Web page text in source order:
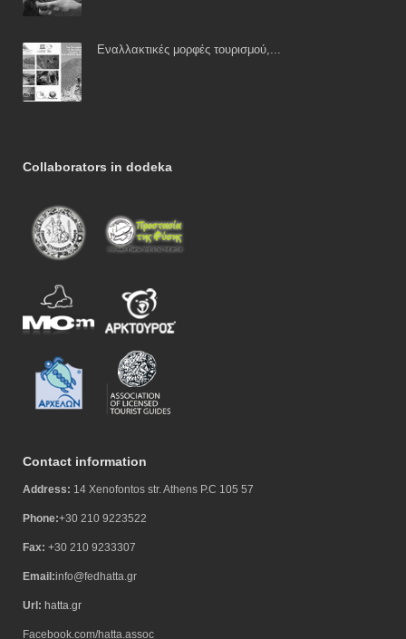
Εναλλακτικές μορφές τουρισμού,...
Collaborators in dodeka
Contact information
Address: 14 Xenofontos str. Athens P.C 105 57
Phone:+30 210 9223522
Fax: +30 210 9233307
Email:info@fedhatta.gr
Url: hatta.gr
Facebook.com/hatta.assoc